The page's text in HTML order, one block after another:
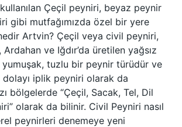
Çeçil peyniri, beyaz peynir
gibi mutfağımızda özel bir yere
Artvin? Çeçil veya civil peyniri,
ve Iğdır’da üretilen yağsız
yumuşak, tuzlu bir peynir türüdür ve
iplik peyniri olarak da
bölgelerde “Çeçil, Sacak, Tel, Dil
olarak da bilinir. Civil Peyniri nasıl
peynirleri denemeye yeni